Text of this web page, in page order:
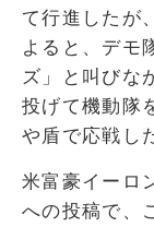
て行進したが
よると、デモ
ズ」と叫びな
投げて機動隊
や盾で応戦し
米富豪イーロ
への投稿で、